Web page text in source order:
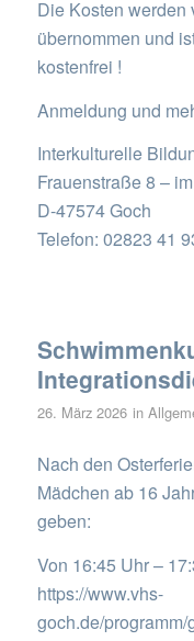
Die Kosten werden
übernommen und
kostenfrei !
Anmeldung und
Interkulturelle
Frauenstraße 8 –
D-47574 Goch
Telefon: 02823 41
26. März 2026 in
Nach den
Mädchen ab 16
geben:
Von 16:45 Uhr –
https://www.vhs-
goch.de/programm/